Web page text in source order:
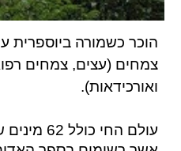
צמחים (עצים, צמחים
ואורכידאות).